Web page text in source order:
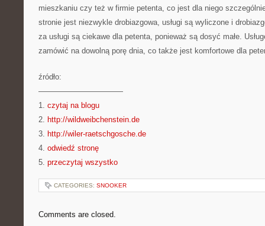
mieszkaniu czy też w firmie petenta, co jest dla niego
stronie jest niezwykle drobiazgowa, usługi są wyliczone i
za usługi są ciekawe dla petenta, ponieważ są dosyć małe.
zamówić na dowolną porę dnia, co także jest komfortowe dla
źródło:
———————————
1. czytaj na blogu
2. http://wildweibchenstein.de
3. http://wiler-raetschgosche.de
4. odwiedź stronę
5. przeczytaj wszystko
CATEGORIES: SNOOKER
Comments are closed.